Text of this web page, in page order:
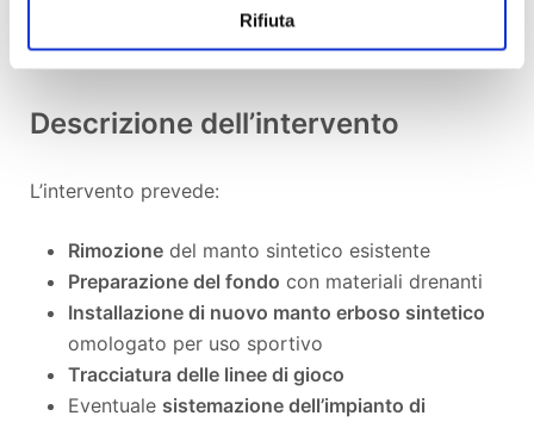
Rifiuta
Rafforzare il senso di appartenenza alla
comunità tra i giovani del territorio
Descrizione dell’intervento
L’intervento prevede:
Rimozione del manto sintetico esistente
Preparazione del fondo con materiali drenanti
Installazione di nuovo manto erboso sintetico
omologato per uso sportivo
Tracciatura delle linee di gioco
Eventuale sistemazione dell’impianto di